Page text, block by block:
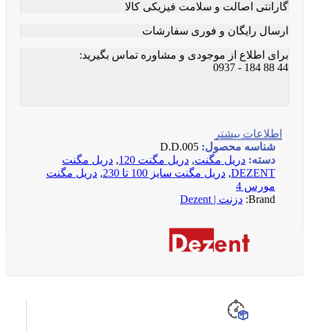
گارانتی اصالت و سلامت فیزیکی کالا
ارسال رایگان و فوری سفارشات
برای اطلاع از موجودی و مشاوره تماس بگیرید:
44 88 184 - 0937
اطلاعات بیشتر
شناسه محصول: D.D.005
دسته: دریل مگنت, دریل مگنت 120 , دریل مگنت
DEZENT
, دریل مگنت سایز 100 تا 230 , دریل مگنت
مورس 4
Brand: دزنت | Dezent